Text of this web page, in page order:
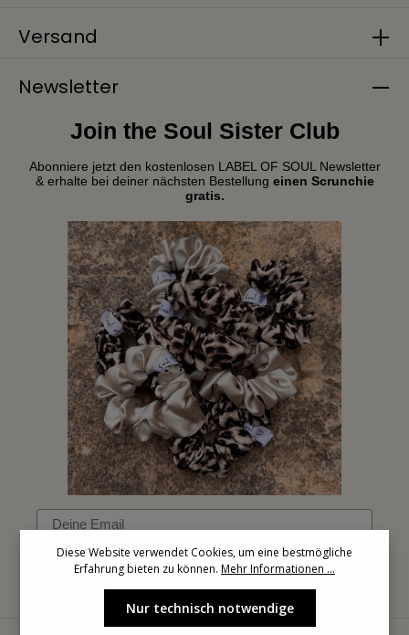
Versand
Newsletter
Join the Soul Sister Club
Abonniere jetzt den kostenlosen LABEL OF SOUL Newsletter
& erhalte bei deiner nächsten Bestellung einen Scrunchie
gratis.
Email
Diese Website verwendet Cookies, um eine bestmögliche
Erfahrung bieten zu können. Mehr Informationen ...
Nur technisch notwendige